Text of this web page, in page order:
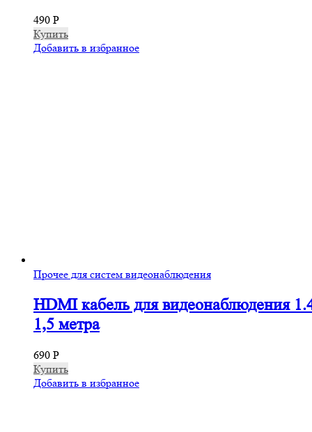
490 Р
Купить
Добавить в избранное
Прочее для систем видеонаблюдения
HDMI кабель для видеонаблюдения
1,5 метра
690 Р
Купить
Добавить в избранное